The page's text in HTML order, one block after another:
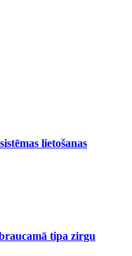
lietošanas
tipa zirgu